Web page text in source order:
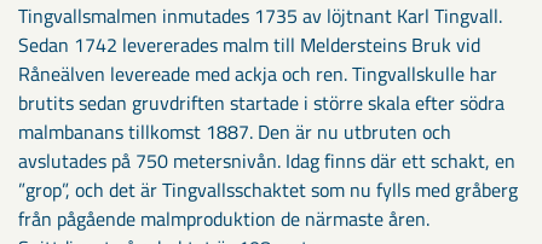
Tingvallsmalmen inmutades 1735 av löjtnant Karl Tingvall.
Sedan 1742 levererades malm till Meldersteins Bruk vid
Råneälven levereade med ackja och ren. Tingvallskulle har
brutits sedan gruvdriften startade i större skala efter södra
malmbanans tillkomst 1887. Den är nu utbruten och
avslutades på 750 metersnivån. Idag finns där ett schakt, en
”grop”, och det är Tingvallsschaktet som nu fylls med gråberg
från pågående malmproduktion de närmaste åren.